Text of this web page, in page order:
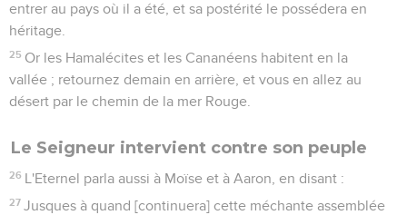
entrer au pays où il a été, et sa postérité le possédera en
héritage.
25 Or les Hamalécites et les Cananéens habitent en la
vallée ; retournez demain en arrière, et vous en allez au
désert par le chemin de la mer Rouge.
Le Seigneur intervient contre son peuple
26 L'Eternel parla aussi à Moïse et à Aaron, en disant :
27 Jusques à quand [continuera] cette méchante assemblée